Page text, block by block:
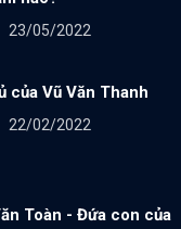
23/05/2022
của Vũ Văn Thanh
22/02/2022
Toàn - Đứa con của